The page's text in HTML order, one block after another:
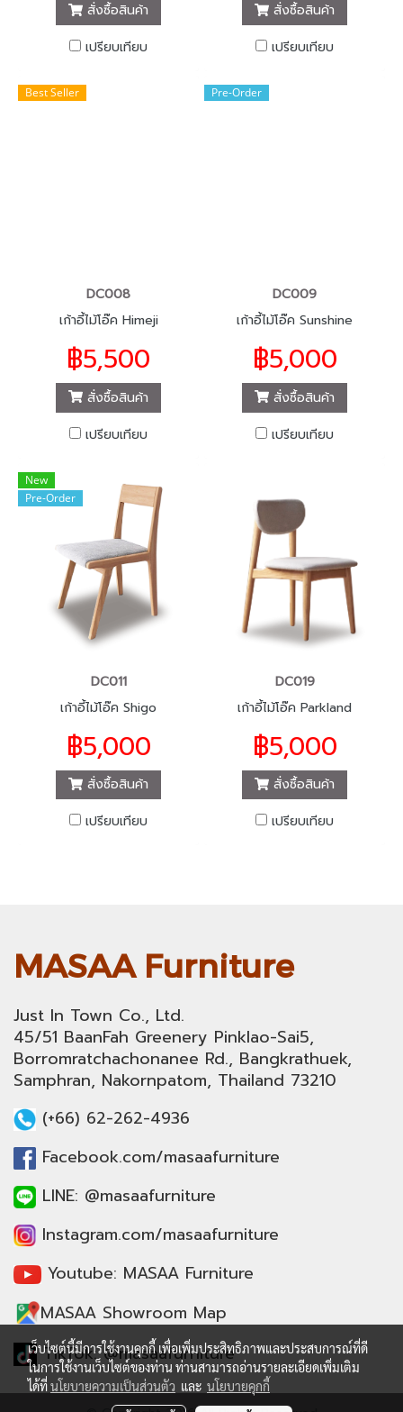
สั่งซื้อสินค้า
เปรียบเทียบ
สั่งซื้อสินค้า
เปรียบเทียบ
Best Seller
DC008
เก้าอี้ไม้โอ๊ค Himeji
฿5,500
สั่งซื้อสินค้า
เปรียบเทียบ
Pre-Order
DC009
เก้าอี้ไม้โอ๊ค Sunshine
฿5,000
สั่งซื้อสินค้า
เปรียบเทียบ
New
Pre-Order
DC011
เก้าอี้ไม้โอ๊ค Shigo
฿5,000
สั่งซื้อสินค้า
เปรียบเทียบ
DC019
เก้าอี้ไม้โอ๊ค Parkland
฿5,000
สั่งซื้อสินค้า
เปรียบเทียบ
MASAA Furniture
Just In Town Co., Ltd.
45/51 BaanFah Greenery Pinklao-Sai5,
Borromratchachonanee Rd., Bangkrathuek,
Samphran, Nakornpatom, Thailand 73210
(+66) 62-262-4936
Facebook.com/masaafurniture
LINE: @masaafurniture
Instagram.com/masaafurniture
Youtube: MASAA Furniture
MASAA Showroom Map
TikTok: @masaafurniture
เว็บไซต์นี้มีการใช้งานคุกกี้ เพื่อเพิ่มประสิทธิภาพและประสบการณ์ที่ดี
ในการใช้งานเว็บไซต์ของท่าน ท่านสามารถอ่านรายละเอียดเพิ่มเติม
ได้ที่นโยบายความเป็นส่วนตัว และ นโยบายคุกกี้